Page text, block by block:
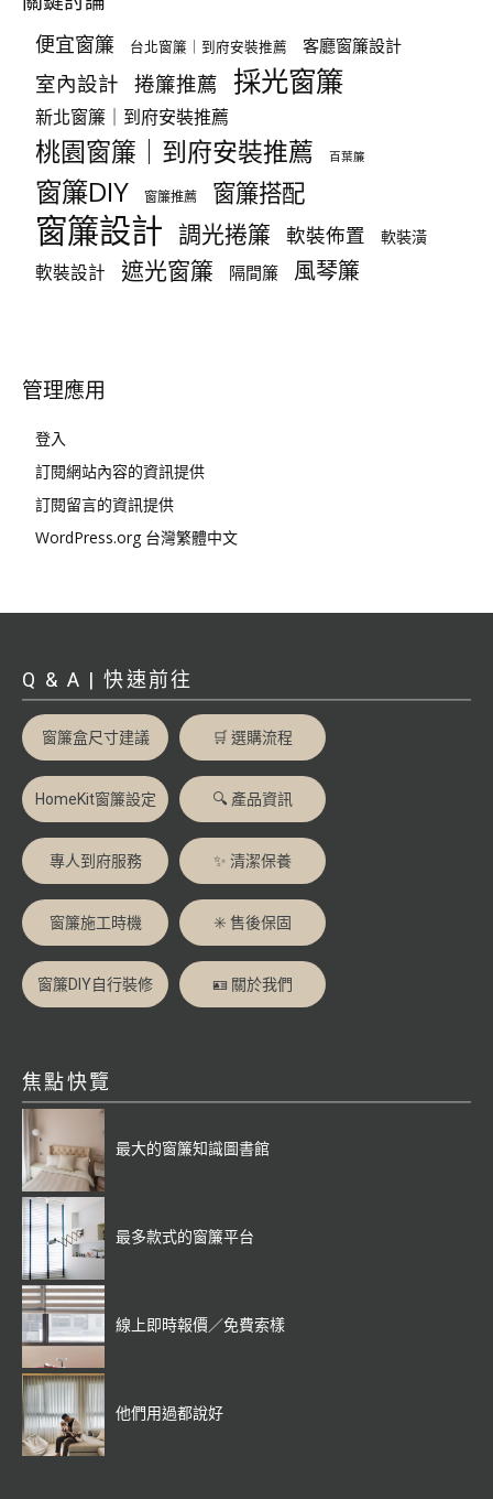
便宜窗簾 台北窗簾｜到府安裝推薦 客廳窗簾設計
室內設計 捲簾推薦 採光窗簾
新北窗簾｜到府安裝推薦
桃園窗簾｜到府安裝推薦 百葉簾
窗簾DIY 窗簾推薦 窗簾搭配
窗簾設計 調光捲簾 軟裝佈置 軟裝潢
軟裝設計 遮光窗簾 隔間簾 風琴簾
管理應用
登入
訂閱網站內容的資訊提供
訂閱留言的資訊提供
WordPress.org 台灣繁體中文
Q & A | 快速前往
窗簾盒尺寸建議 🛒 選購流程
HomeKit窗簾設定 🔍 產品資訊
專人到府服務 ✨ 清潔保養
窗簾施工時機 ✳️ 售後保固
窗簾DIY自行裝修 🪪 關於我們
焦點快覽
最大的窗簾知識圖書館
最多款式的窗簾平台
線上即時報價／免費索樣
他們用過都說好